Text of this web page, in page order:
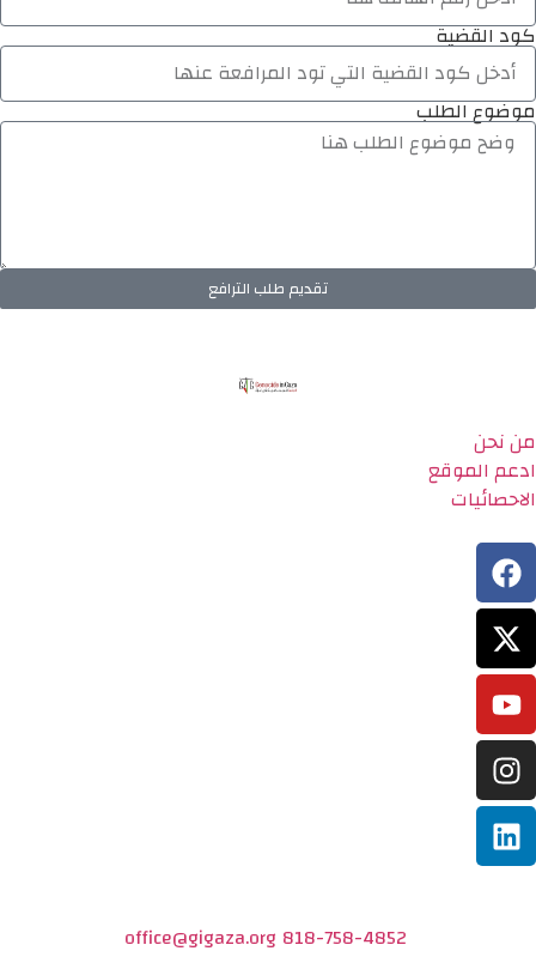
كود القضية
موضوع الطلب
تقديم طلب الترافع
من نحن
ادعم الموقع
الاحصائيات
818-758-4852
office@gigaza.org